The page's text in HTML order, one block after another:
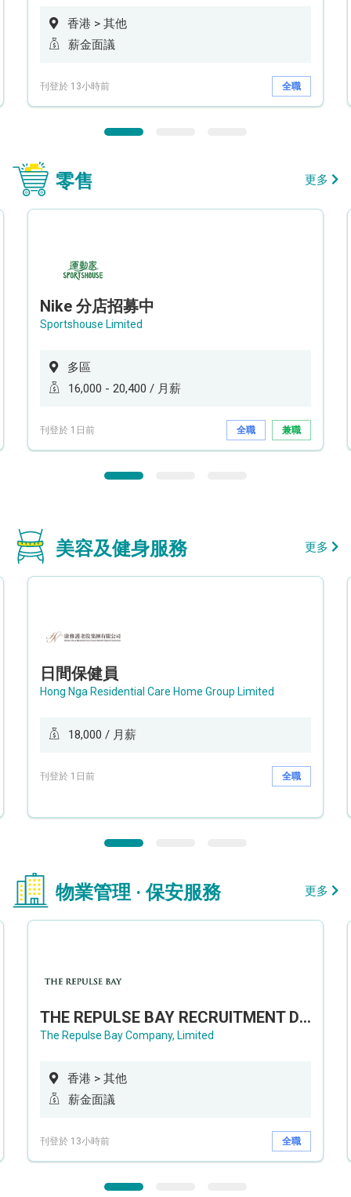
香港 > 其他
薪金面議
刊登於 13小時前 全職
零售 更多
Nike 分店招募中
Sportshouse Limited
多區
16,000 - 20,400 / 月薪
刊登於 1日前 全職 兼職
美容及健身服務 更多
日間保健員
Hong Nga Residential Care Home Group Limited
18,000 / 月薪
刊登於 1日前 全職
物業管理 · 保安服務 更多
THE REPULSE BAY RECRUITMENT DAY 淺水灣影灣園人才招聘會
The Repulse Bay Company, Limited
香港 > 其他
薪金面議
刊登於 13小時前 全職